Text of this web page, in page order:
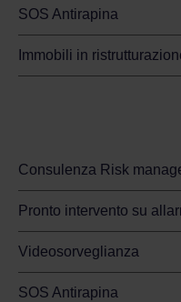
SOS Antirapina
Immobili in
Consulenza Risk
Pronto intervento su
Videosorveglianza
SOS Antirapina